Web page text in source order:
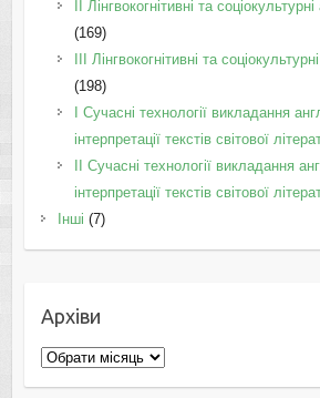
IІ Лінгвокогнітивні та
(169)
IІI Лінгвокогнітивні та
(198)
I Cучасні технології викладання
інтерпретації текстів світової
II Cучасні технології викладання
інтерпретації текстів світової
Інші (7)
Архіви
Архіви